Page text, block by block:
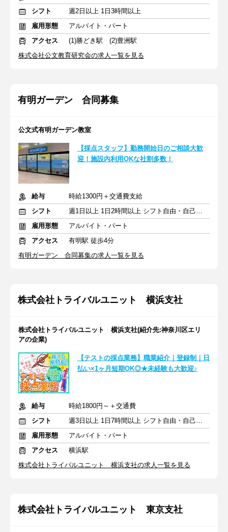
シフト
週2日以上 1日3時間以上
雇用形態
アルバイト・パート
アクセス
(1)勝どき駅 (2)豊洲駅
株式会社公文教育研究会の求人一覧を見る
有明ガーデン 合同募集
公文式有明ガーデン教室
【採点スタッフ】勤務開始日のご相談大歓
迎！施設内利用OKな社割多数！
給与
時給1300円＋交通費支給
シフト
週1日以上 1日2時間以上 シフト自由・自己申告
雇用形態
アルバイト・パート
アクセス
有明駅 徒歩4分
有明ガーデン 合同募集の求人一覧を見る
株式会社トライバルユニット 横浜支社
株式会社トライバルユニット 横浜支社(紹介先:神奈川区エリ
アの企業)
【テストの採点業務】職業紹介｜登録制｜日
払い×1ヶ月短期OK◎★未経験も大歓迎♪
給与
時給1800円～＋交通費
シフト
週3日以上 1日7時間以上 シフト自由・自己申告
雇用形態
アルバイト・パート
アクセス
横浜駅
株式会社トライバルユニット 横浜支社の求人一覧を見る
株式会社トライバルユニット 東京支社